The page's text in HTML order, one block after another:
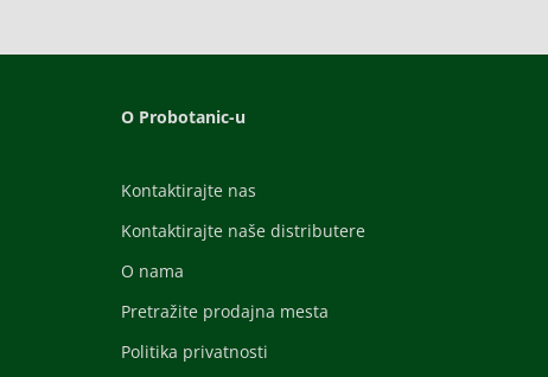
O Probotanic-u
Kontaktirajte nas
Kontaktirajte naše distributere
O nama
Pretražite prodajna mesta
Politika privatnosti